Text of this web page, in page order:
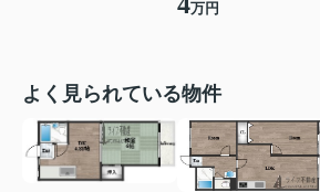
万円
よく見られている物件